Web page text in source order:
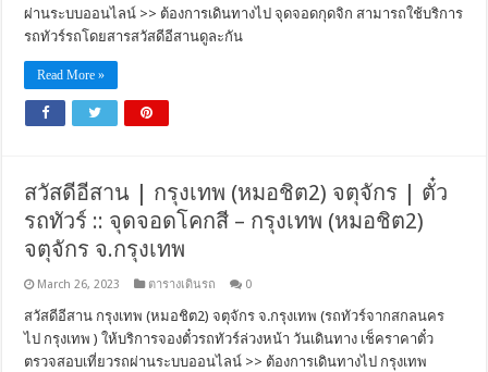
ผ่านระบบออนไลน์ >> ต้องการเดินทางไป จุดจอดกุดจิก สามารถใช้บริการ
รถทัวร์รถโดยสารสวัสดีอีสานดูละกัน
Read More »
สวัสดีอีสาน | กรุงเทพ (หมอชิต2) จตุจักร | ตั๋ว
รถทัวร์ :: จุดจอดโคกสี – กรุงเทพ (หมอชิต2)
จตุจักร จ.กรุงเทพ
March 26, 2023 ตารางเดินรถ 0
สวัสดีอีสาน กรุงเทพ (หมอชิต2) จตุจักร จ.กรุงเทพ (รถทัวร์จากสกลนคร
ไป กรุงเทพ ) ให้บริการจองตั๋วรถทัวร์ล่วงหน้า วันเดินทาง เช็คราคาตั๋ว
ตรวจสอบเที่ยวรถผ่านระบบออนไลน์ >> ต้องการเดินทางไป กรุงเทพ